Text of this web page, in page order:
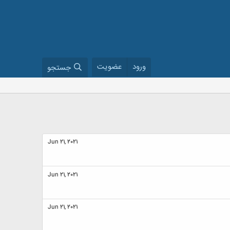
ورود عضویت جستجو
Jun 21, 2021
Jun 21, 2021
Jun 21, 2021